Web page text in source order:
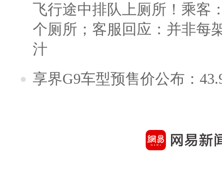
飞行途中排队上厕所！乘客
个厕所；客服回应：并非每
汁
享界G9车型预售价公布：